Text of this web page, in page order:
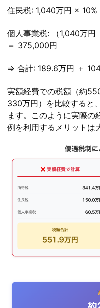
住民税: 1,040万円 ×
個人事業税: （1,040万
＝ 375,000円
⇒ 合計: 189.6万円 ＋
実額経費での税額（約
330万円）を比較すると
ます。このように実際の
例を利用するメリットは